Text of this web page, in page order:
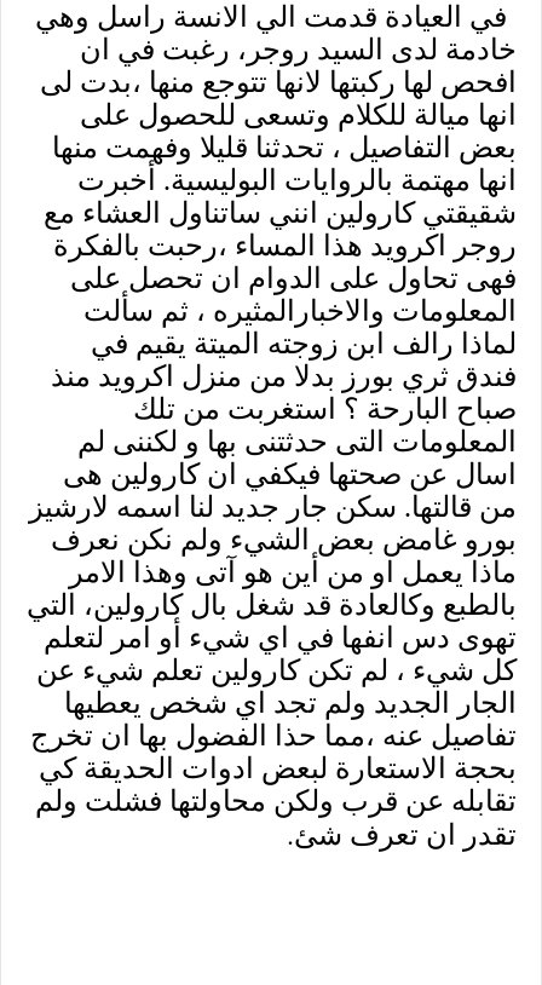
في العيادة قدمت الي الانسة راسل وهي
خادمة لدى السيد روجر، رغبت في ان
افحص لها ركبتها لانها تتوجع منها ،بدت لى
انها ميالة للكلام وتسعى للحصول على
بعض التفاصيل ، تحدثنا قليلا وفهمت منها
انها مهتمة بالروايات البوليسية. أخبرت
شقيقتي كارولين انني ساتناول العشاء مع
روجر اكرويد هذا المساء ،رحبت بالفكرة
فهى تحاول على الدوام ان تحصل على
المعلومات والاخبارالمثيره ، ثم سألت
لماذا رالف ابن زوجته الميتة يقيم في
فندق ثري بورز بدلا من منزل اكرويد منذ
صباح البارحة ؟ استغربت من تلك
المعلومات التى حدثتنى بها و لكننى لم
اسال عن صحتها فيكفي ان كارولين هى
من قالتها. سكن جار جديد لنا اسمه لارشيز
بورو غامض بعض الشيء ولم نكن نعرف
ماذا يعمل او من أين هو آتى وهذا الامر
بالطبع وكالعادة قد شغل بال كارولين، التي
تهوى دس انفها في اي شيء أو امر لتعلم
كل شيء ، لم تكن كارولين تعلم شيء عن
الجار الجديد ولم تجد اي شخص يعطيها
تفاصيل عنه ،مما حذا الفضول بها ان تخرج
بحجة الاستعارة لبعض ادوات الحديقة كي
تقابله عن قرب ولكن محاولتها فشلت ولم
تقدر ان تعرف شئ.